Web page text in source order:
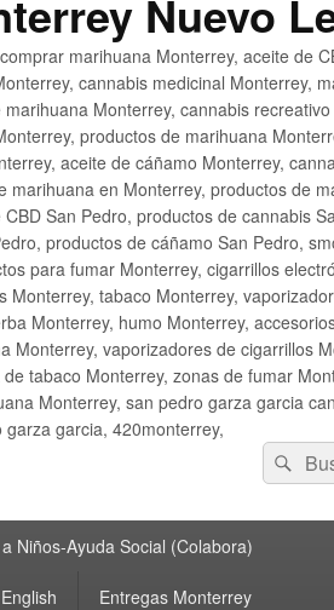
Nuevo
marihuana Monterrey, aceite de
cannabis medicinal Monterrey,
Monterrey, cannabis recreativo
productos de marihuana
aceite de cáñamo Monterrey,
marihuana en Monterrey, productos de
San Pedro, productos de cannabis
productos de cáñamo San Pedro,
para fumar Monterrey, cigarrillos
Monterrey, tabaco Monterrey,
Monterrey, humo Monterrey,
Monterrey, vaporizadores de cigarrillos
tabaco Monterrey, zonas de fumar
Monterrey, san pedro garza garcia
garcia, 420monterrey,
Buscar
por:
Niños-Ayuda Social (Colabora)
English Entregas Monterrey